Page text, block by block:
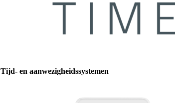
Tijd- en aanwezigheidssystemen